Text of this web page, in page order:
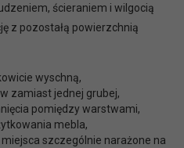
ścieraniem i wilgocią
z pozostałą powierzchnią
wyschną,
zamiast jednej grubej,
pomiędzy warstwami,
mebla,
szczególnie narażone na